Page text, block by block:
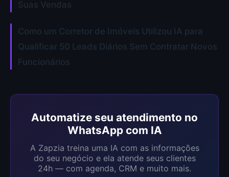
Suas Vendas
Como um Corretor de Imóveis Utilizou IA para
Qualificar 50 Leads Diários Sem Contratar Novos
Funcionários
Automatize seu atendimento no
WhatsApp com IA
A Zapzia treina uma IA com as informações
do seu negócio e ela atende seus clientes
24h — com agenda, CRM e muito mais.